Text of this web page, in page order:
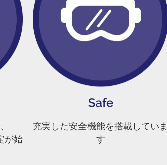
が始
充実した安全機能を搭載していま
す